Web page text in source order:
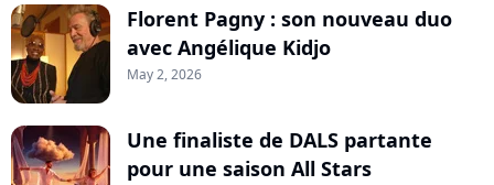
Florent Pagny : son nouveau duo
avec Angélique Kidjo
May 2, 2026
Une finaliste de DALS partante
pour une saison All Stars